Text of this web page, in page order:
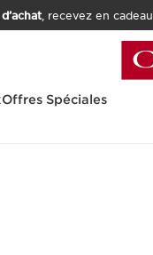
, recevez en cadeau
Offres Spéciales